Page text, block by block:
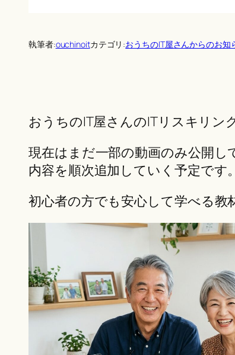
執筆者:ouchinoitカテゴリ:おうちのIT屋さんからのお知
おうちのIT屋さんのITリスキリン
現在はまだ一部の動画のみ公開し
内容を順次追加していく予定です。
初心者の方でも安心して学べる教